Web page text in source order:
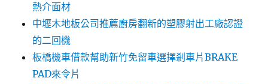
熱介面材
中壢木地板公司推薦廚房翻新的塑膠射出工廠認證
的二回機
板橋機車借款幫助新竹免留車選擇剎車片BRAKE
PAD來令片